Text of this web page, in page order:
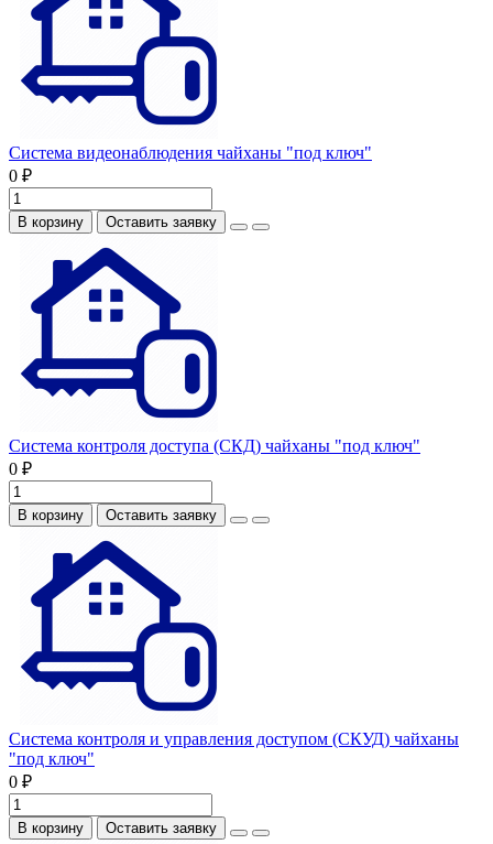
Система видеонаблюдения чайханы "под ключ"
0 ₽
В корзину Оставить заявку
Система контроля доступа (СКД) чайханы "под ключ"
0 ₽
В корзину Оставить заявку
Система контроля и управления доступом (СКУД) чайханы
"под ключ"
0 ₽
В корзину Оставить заявку